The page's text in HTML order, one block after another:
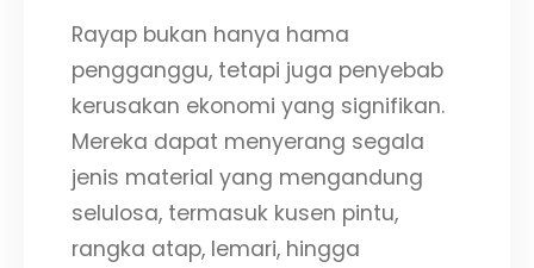
Rayap bukan hanya hama
pengganggu, tetapi juga penyebab
kerusakan ekonomi yang signifikan.
Mereka dapat menyerang segala
jenis material yang mengandung
selulosa, termasuk kusen pintu,
rangka atap, lemari, hingga